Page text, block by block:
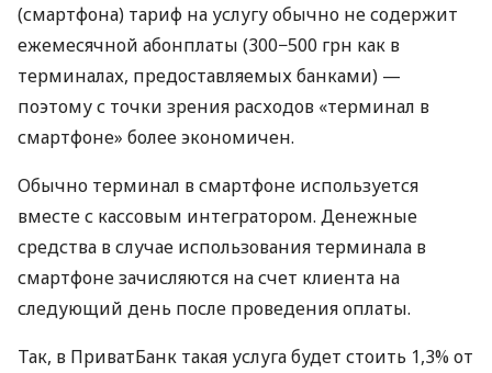
(смартфона) тариф на услугу обычно не содержит
ежемесячной абонплаты (300−500 грн как в
терминалах, предоставляемых банками) —
поэтому с точки зрения расходов «терминал в
смартфоне» более экономичен.
Обычно терминал в смартфоне используется
вместе с кассовым интегратором. Денежные
средства в случае использования терминала в
смартфоне зачисляются на счет клиента на
следующий день после проведения оплаты.
Так, в ПриватБанк такая услуга будет стоить 1,3% от